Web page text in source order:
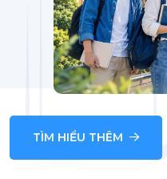
TÌM HIỂU THÊM